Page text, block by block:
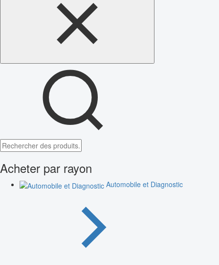
Acheter par rayon
Automobile et Diagnostic